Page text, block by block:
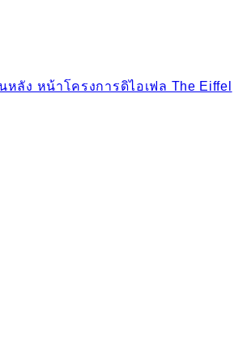
ลัง หน้าโครงการดิไอเฟล The Eiffel